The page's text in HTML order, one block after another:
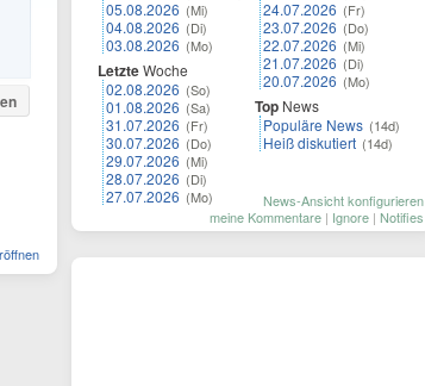
05.08.2026 (Mi)
04.08.2026 (Di)
03.08.2026 (Mo)
LetzteWoche
02.08.2026 (So)
01.08.2026 (Sa)
31.07.2026 (Fr)
30.07.2026 (Do)
29.07.2026 (Mi)
28.07.2026 (Di)
27.07.2026 (Mo)
24.07.2026 (Fr)
23.07.2026 (Do)
22.07.2026 (Mi)
21.07.2026 (Di)
20.07.2026 (Mo)
Top News
Populäre News (14d)
Heiß diskutiert (14d)
News-Ansicht konfigurieren
meine Kommentare | Ignore | Notifies